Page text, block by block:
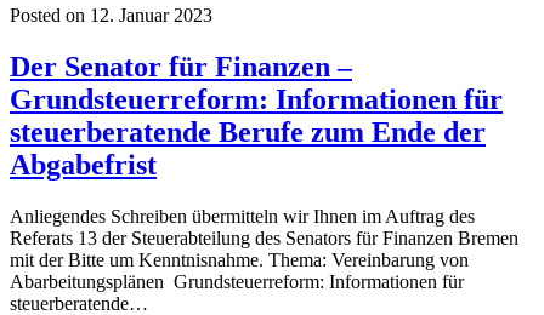
Posted on 12. Januar 2023
Der Senator für Finanzen –
Grundsteuerreform: Informationen für
steuerberatende Berufe zum Ende der
Abgabefrist
Anliegendes Schreiben übermitteln wir Ihnen im Auftrag des
Referats 13 der Steuerabteilung des Senators für Finanzen Bremen
mit der Bitte um Kenntnisnahme. Thema: Vereinbarung von
Abarbeitungsplänen Grundsteuerreform: Informationen für
steuerberatende…